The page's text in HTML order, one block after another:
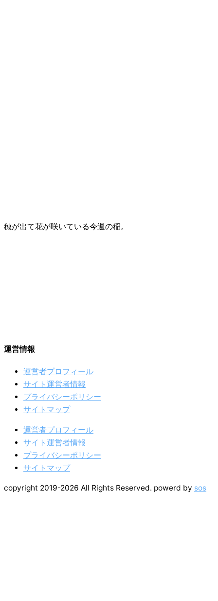
穂が出て花が咲いている今週の稲。
運営情報
運営者プロフィール
サイト運営者情報
プライバシーポリシー
サイトマップ
運営者プロフィール
サイト運営者情報
プライバシーポリシー
サイトマップ
copyright 2019-2026 All Rights Reserved. powerd by sos